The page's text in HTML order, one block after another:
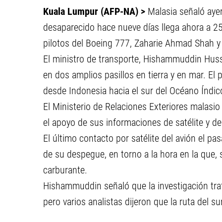
Kuala Lumpur (AFP-NA) > Malasia señaló
desaparecido hace nueve días llega ahora a
pilotos del Boeing 777, Zaharie Ahmad Shah
El ministro de transporte, Hishammuddin
en dos amplios pasillos en tierra y en mar. El
desde Indonesia hacia el sur del Océano
El Ministerio de Relaciones Exteriores
el apoyo de sus informaciones de satélite y
El último contacto por satélite del avión el
de su despegue, en torno a la hora en la
carburante.
Hishammuddin señaló que la investigación
pero varios analistas dijeron que la ruta del